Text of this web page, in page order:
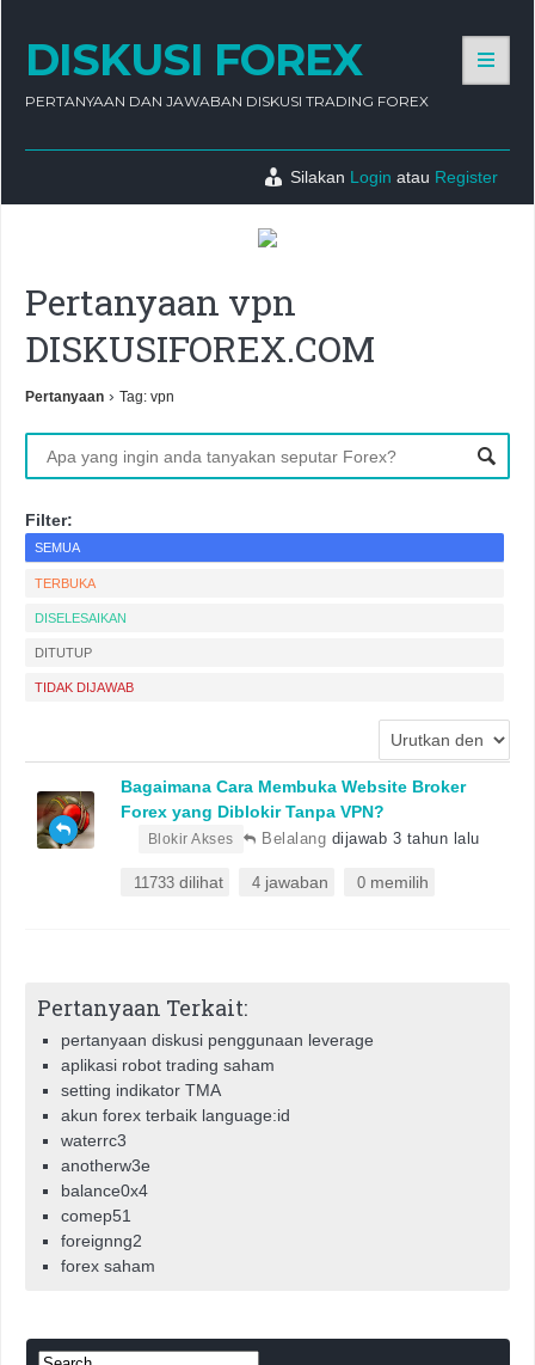
DISKUSI FOREX
PERTANYAAN DAN JAWABAN DISKUSI TRADING FOREX
Silakan Login atau Register
Pertanyaan vpn
DISKUSIFOREX.COM
Pertanyaan › Tag: vpn
Filter:
SEMUA
TERBUKA
DISELESAIKAN
DITUTUP
TIDAK DIJAWAB
Bagaimana Cara Membuka Website Broker
Forex yang Diblokir Tanpa VPN?
Belalang dijawab 3 tahun lalu
Blokir Akses
11733 dilihat 4 jawaban 0 memilih
Pertanyaan Terkait:
pertanyaan diskusi penggunaan leverage
aplikasi robot trading saham
setting indikator TMA
akun forex terbaik language:id
waterrc3
anotherw3e
balance0x4
comep51
foreignng2
forex saham